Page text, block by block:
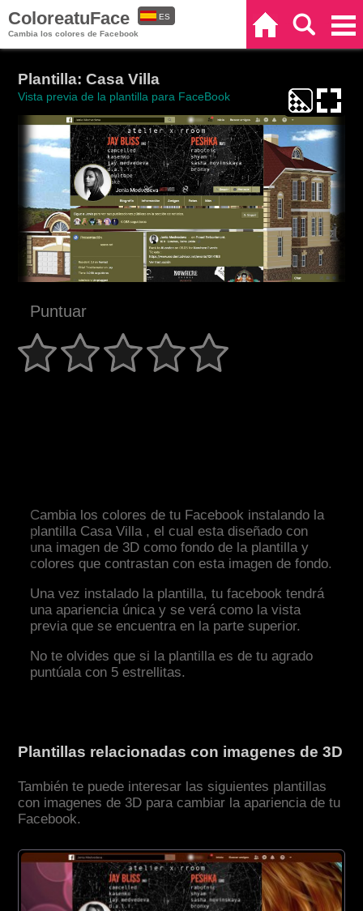
ColoreatuFace
Cambia los colores de Facebook
ES
Plantilla: Casa Villa
Vista previa de la plantilla para FaceBook
Puntuar
Cambia los colores de tu Facebook instalando la
plantilla Casa Villa , el cual esta diseñado con
una imagen de 3D como fondo de la plantilla y
colores que contrastan con esta imagen de fondo.
Una vez instalado la plantilla, tu facebook tendrá
una apariencia única y se verá como la vista
previa que se encuentra en la parte superior.
No te olvides que si la plantilla es de tu agrado
puntúala con 5 estrellitas.
Plantillas relacionadas con imagenes de 3D
También te puede interesar las siguientes plantillas
con imagenes de 3D para cambiar la apariencia de tu
Facebook.